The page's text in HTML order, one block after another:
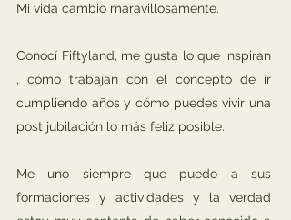
Mi vida cambio maravillosamente.
Conocí Fiftyland, me gusta lo que inspiran
, cómo trabajan con el concepto de ir
cumpliendo años y cómo puedes vivir una
post jubilación lo más feliz posible.
Me uno siempre que puedo a sus
formaciones y actividades y la verdad